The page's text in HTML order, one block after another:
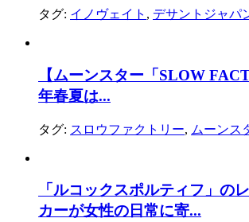
タグ: イノヴェイト , デサントジャパ
【ムーンスター「SLOW
年春夏は...
タグ: スロウファクトリー, ムーンス
「ルコックスポルティフ」の
カーが女性の日常に寄...